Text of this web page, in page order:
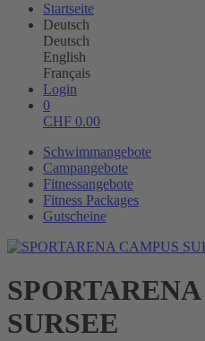
Startseite
Deutsch
Deutsch
English
Français
Login
0
CHF 0.00
Schwimmangebote
Campangebote
Fitnessangebote
Fitness Packages
Gutscheine
SURSEE